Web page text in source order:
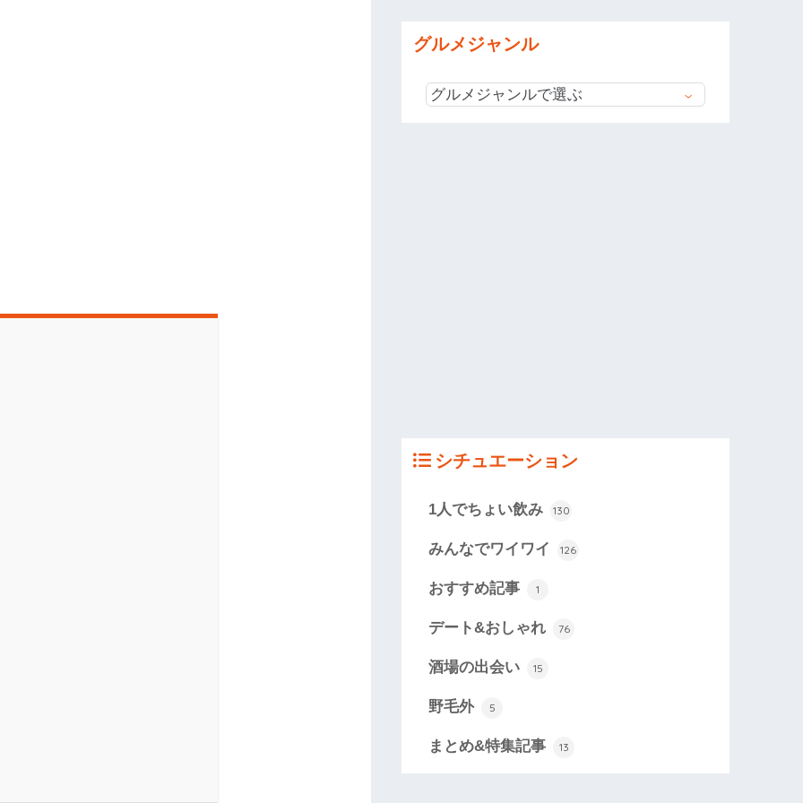
グルメジャンル
シチュエーション
1人でちょい飲み 130
みんなでワイワイ 126
おすすめ記事 1
デート&おしゃれ 76
酒場の出会い 15
野毛外 5
まとめ&特集記事 13